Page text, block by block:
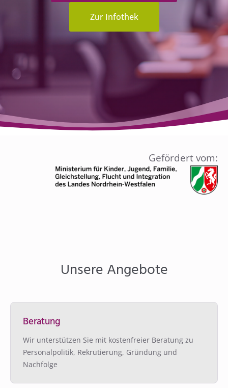
Zur Infothek
Gefördert vom:
Unsere Angebote
Beratung
Wir unterstützen Sie mit kostenfreier Beratung zu
Personalpolitik, Rekrutierung, Gründung und
Nachfolge